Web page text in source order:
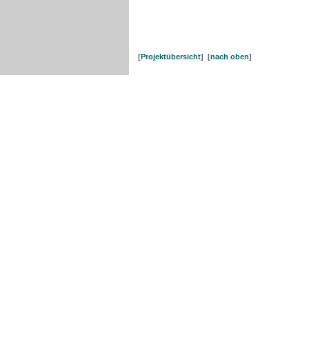
[Projektübersicht] [nach oben]